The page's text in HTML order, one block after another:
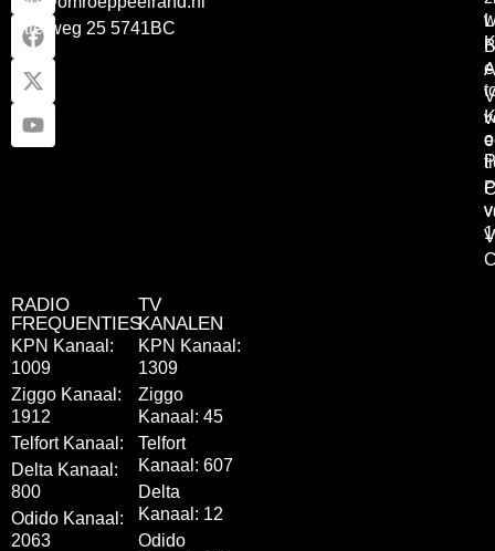
Otterweg 25 5741BC
RADIO
FREQUENTIES
KPN Kanaal:
1009
Ziggo Kanaal:
1912
Telfort Kanaal:
Delta Kanaal:
800
Odido Kanaal:
2063
TV
KANALEN
KPN Kanaal:
1309
Ziggo
Kanaal: 45
Telfort
Kanaal: 607
Delta
Kanaal: 12
Odido